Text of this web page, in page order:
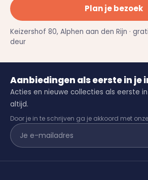
Plan je bezoek
Keizershof 80, Alphen aan den Rijn ·
deur
Aanbiedingen als eerste in je
Acties en nieuwe collecties als eerste
altijd.
Door je in te schrijven ga je akkoord met onze